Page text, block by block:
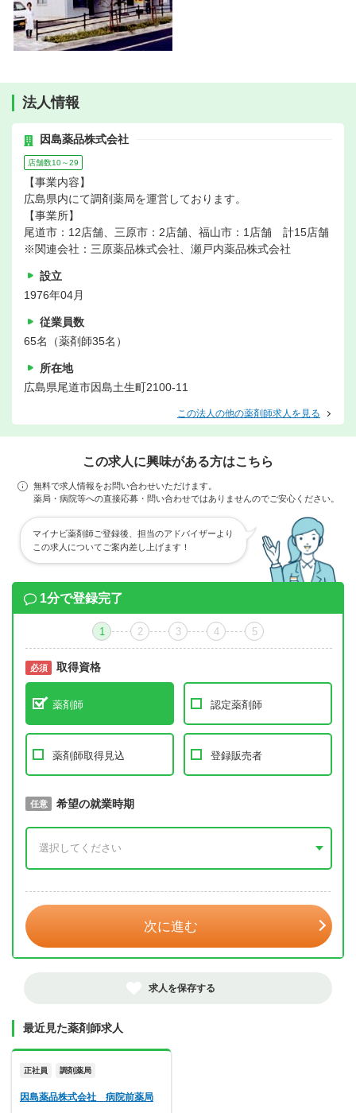
法人情報
因島薬品株式会社
店舗数10～29
【事業内容】
広島県内にて調剤薬局を運営しております。
【事業所】
尾道市：12店舗、三原市：2店舗、福山市：1店舗 計15店舗
※関連会社：三原薬品株式会社、瀬戸内薬品株式会社
設立
1976年04月
従業員数
65名（薬剤師35名）
所在地
広島県尾道市因島土生町2100-11
この法人の他の薬剤師求人を見る
この求人に興味がある方はこちら
無料で求人情報をお問い合わせいただけます。
薬局・病院等への直接応募・問い合わせではありませんのでご安心ください。
マイナビ薬剤師ご登録後、担当のアドバイザーより
この求人についてご案内差し上げます！
1分で登録完了
1 2 3 4 5
必須 取得資格
薬剤師 認定薬剤師
薬剤師取得見込 登録販売者
必須 取得予定年
任意 希望の就業時期
次に進む
求人を保存する
最近見た薬剤師求人
正社員 調剤薬局
因島薬品株式会社 病院前薬局